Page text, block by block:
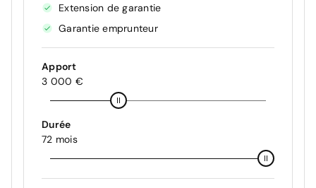
Extension de garantie
Garantie emprunteur
Apport
3 000 €
Durée
72 mois